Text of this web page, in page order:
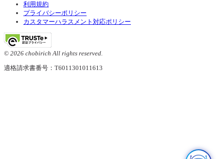
利用規約
プライバシーポリシー
カスタマーハラスメント対応ポリシー
© 2026 chobirich All rights reserved.
適格請求書番号：T6011301011613